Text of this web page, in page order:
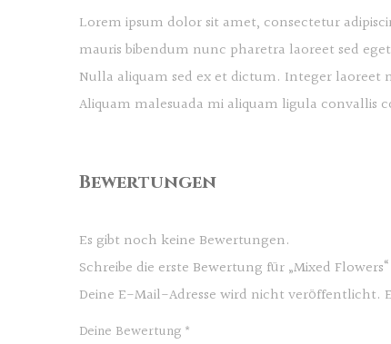
Lorem ipsum dolor sit amet, consectetur
mauris bibendum nunc pharetra laoreet sed
Nulla aliquam sed ex et dictum. Integer
Aliquam malesuada mi aliquam ligula convallis
Bewertungen
Es gibt noch keine Bewertungen.
Schreibe die erste Bewertung für „Mixed Flowers“
Deine E-Mail-Adresse wird nicht veröffentlicht.
Deine Bewertung *